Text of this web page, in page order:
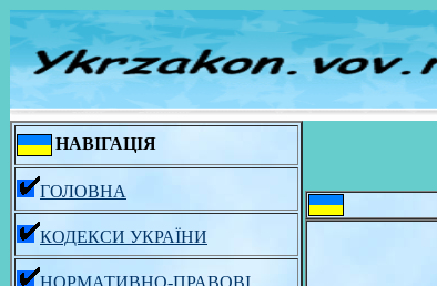
НАВІГАЦІЯ
ГОЛОВНА
КОДЕКСИ УКРАЇНИ
НОРМАТИВНО-ПРАВОВІ